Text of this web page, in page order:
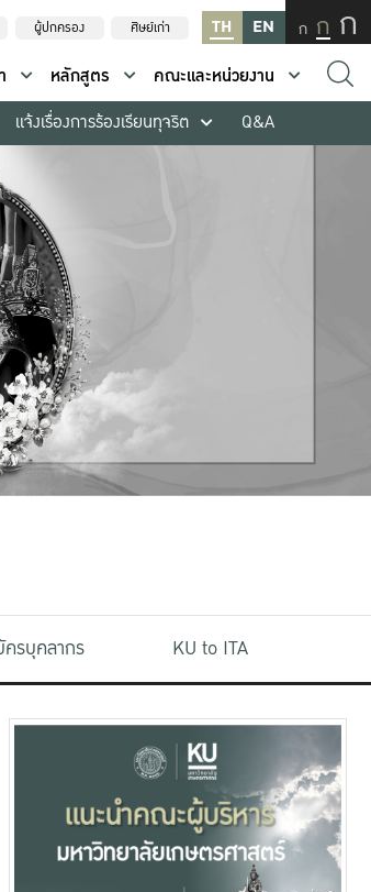
ผู้ปกครอง ศิษย์เก่า TH EN ก ก ก
หลักสูตร
คณะและหน่วยงาน
แจ้งเรื่องการร้องเรียนทุจริต Q&A
รบุคลากร KU to ITA